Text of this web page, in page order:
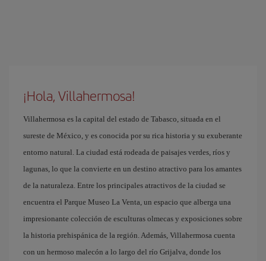
¡Hola, Villahermosa!
Villahermosa es la capital del estado de Tabasco, situada en el
sureste de México, y es conocida por su rica historia y su exuberante
entorno natural. La ciudad está rodeada de paisajes verdes, ríos y
lagunas, lo que la convierte en un destino atractivo para los amantes
de la naturaleza. Entre los principales atractivos de la ciudad se
encuentra el Parque Museo La Venta, un espacio que alberga una
impresionante colección de esculturas olmecas y exposiciones sobre
la historia prehispánica de la región. Además, Villahermosa cuenta
con un hermoso malecón a lo largo del río Grijalva, donde los